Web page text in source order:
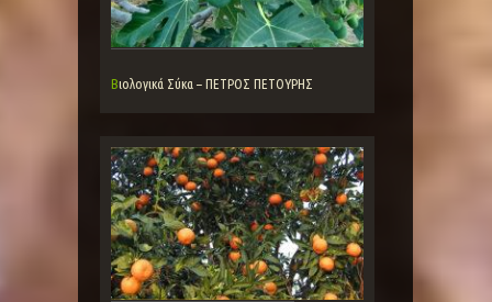
Βιολογικά Σύκα – ΠΕΤΡΟΣ ΠΕΤΟΥΡΗΣ